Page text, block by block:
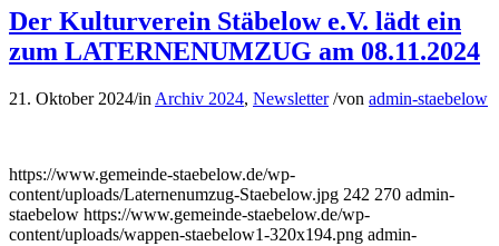
Der Kulturverein Stäbelow e.V. lädt ein
zum LATERNENUMZUG am 08.11.2024
21. Oktober 2024/in Archiv 2024, Newsletter /von admin-staebelow
https://www.gemeinde-staebelow.de/wp-
content/uploads/Laternenumzug-Staebelow.jpg 242 270 admin-
staebelow https://www.gemeinde-staebelow.de/wp-
content/uploads/wappen-staebelow1-320x194.png admin-